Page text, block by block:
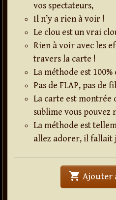
vos spectateurs,
Il n’y a rien à voir !
Le clou est un vrai
Rien à voir avec les
travers la carte !
La méthode est
Pas de FLAP, pas de
La carte est montrée
sublime vous pouvez
La méthode est
allez adorer, il fallait
shopping_cart Ajouter